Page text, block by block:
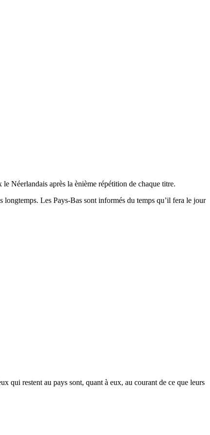
Néerlandais après la ènième répétition de chaque titre.
Les Pays-Bas sont informés du temps qu’il fera le jour
qui restent au pays sont, quant à eux, au courant de ce que leurs